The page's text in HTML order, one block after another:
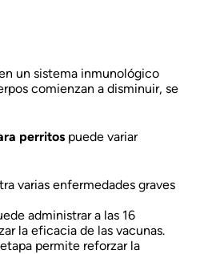
un sistema inmunológico
comienzan a disminuir, se
perritos puede variar
varias enfermedades graves
administrar a las 16
la eficacia de las vacunas.
permite reforzar la